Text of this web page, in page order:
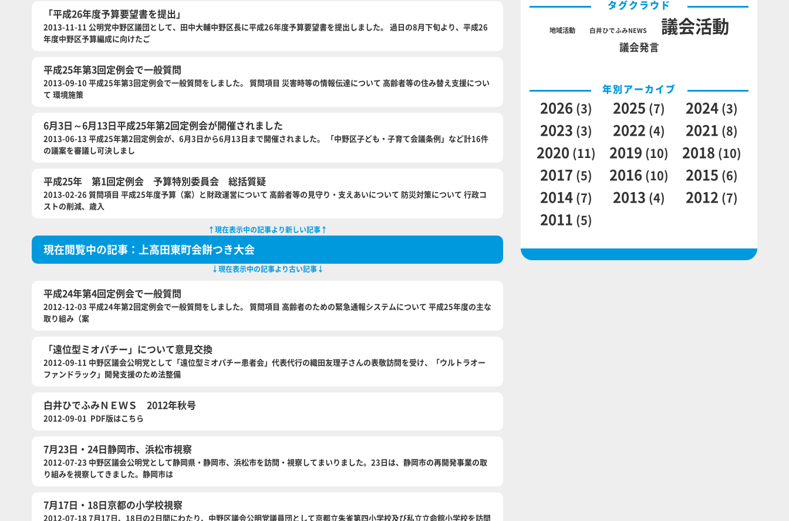
「平成26年度予算要望書を提出」
2013-11-11 公明党中野区議団として、田中大輔中野区長に平成26年度予算要望書を提出しました。 過日の8月下旬より、平成26
年度中野区予算編成に向けたご
平成25年第3回定例会で一般質問
2013-09-10 平成25年第3回定例会で一般質問をしました。 質問項目 災害時等の情報伝達について 高齢者等の住み替え支援につい
て 環境施策
6月3日～6月13日平成25年第2回定例会が開催されました
2013-06-13 平成25年第2回定例会が、6月3日から6月13日まで開催されました。 「中野区子ども・子育て会議条例」など計16件
の議案を審議し可決しまし
平成25年 第1回定例会 予算特別委員会 総括質疑
2013-02-26 質問項目 平成25年度予算（案）と財政運営について 高齢者等の見守り・支えあいについて 防災対策について 行政コ
ストの削減、歳入
↑現在表示中の記事より新しい記事↑
現在閲覧中の記事：上高田東町会餅つき大会
↓現在表示中の記事より古い記事↓
平成24年第4回定例会で一般質問
2012-12-03 平成24年第2回定例会で一般質問をしました。 質問項目 高齢者のための緊急通報システムについて 平成25年度の主な
取り組み（案
「遠位型ミオパチー」について意見交換
2012-09-11 中野区議会公明党として「遠位型ミオパチー患者会」代表代行の織田友理子さんの表敬訪問を受け、「ウルトラオー
ファンドラック」開発支援のため法整備
白井ひでふみＮＥＷＳ 2012年秋号
2012-09-01 PDF版はこちら
7月23日・24日静岡市、浜松市視察
2012-07-23 中野区議会公明党として静岡県・静岡市、浜松市を訪問・視察してまいりました。23日は、静岡市の再開発事業の取
り組みを視察してきました。静岡市は
7月17日・18日京都の小学校視察
2012-07-18 7月17日、18日の2日間にわたり、中野区議会公明党議員団として京都立朱雀第四小学校及び私立立命館小学校を訪問
タグクラウド
地域活動 白井ひでふみNEWS 議会活動
議会発言
年別アーカイブ
2026 (3) 2025 (7) 2024 (3)
2023 (3) 2022 (4) 2021 (8)
2020 (11) 2019 (10) 2018 (10)
2017 (5) 2016 (10) 2015 (6)
2014 (7) 2013 (4) 2012 (7)
2011 (5)